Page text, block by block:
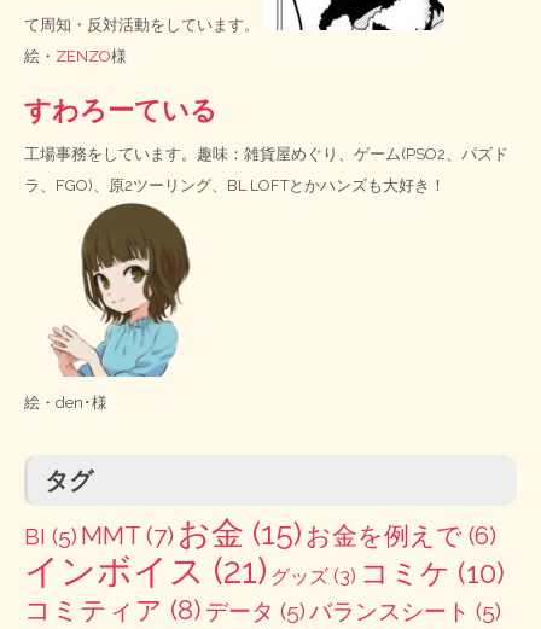
て周知・反対活動をしています。
絵・ ZENZO様
すわろーている
工場事務をしています。趣味：雑貨屋めぐり、ゲーム(PSO2、パズド
ラ、FGO)、原2ツーリング、BL LOFTとかハンズも大好き！
絵・ den･様
タグ
BI (5) MMT (7) お金 (15) お金を例えで (6)
インボイス (21) グッズ (3) コミケ (10)
コミティア (8) データ (5)バランスシート (5)